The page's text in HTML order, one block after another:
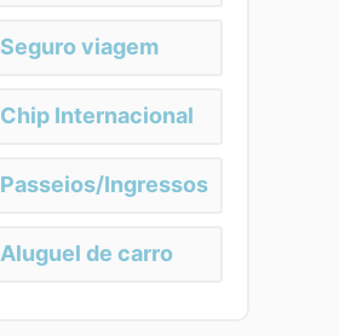
Seguro viagem
Chip Internacional
Passeios/Ingressos
Aluguel de carro